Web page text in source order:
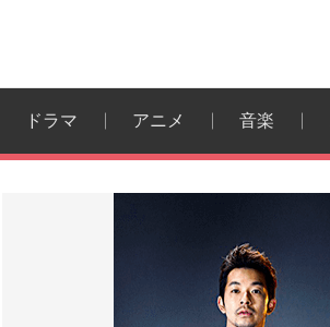
ドラマ アニメ 音楽